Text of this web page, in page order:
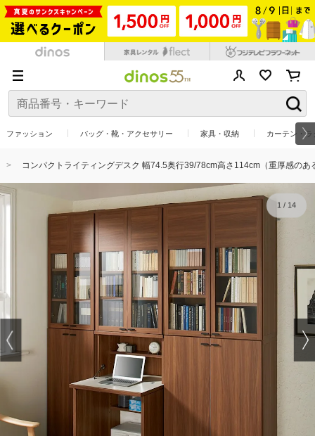
ファッション バッグ・靴・アクセサリー 家具・収納 カーテン・
コンパクトライティングデスク 幅74.5奥行39/78cm高さ114cm（重厚感の
1/ 14